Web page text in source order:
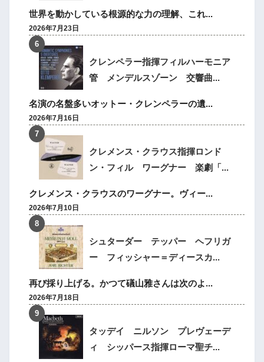
世界を動かしている根源的な力の理解、これ...
2026年7月23日
クレンペラー指揮フィルハーモニア
管 メンデルスゾーン 交響曲...
名演の名盤多いオットー・クレンペラーの遺...
2026年7月16日
クレメンス・クラウス指揮ロンド
ン・フィル ワーグナー 楽劇「...
クレメンス・クラウスのワーグナー。ヴィー...
2026年7月10日
シュターダー テッパー ヘフリガ
ー フィッシャー＝ディースカ...
再び採り上げる。かつて礒山雅さんは次のよ...
2026年7月18日
タッデイ ニルソン プレヴェーデ
ィ シッパース指揮ローマ聖チ...